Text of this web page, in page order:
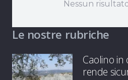
Nessun
Le nostre rubriche
Caolino in
rende